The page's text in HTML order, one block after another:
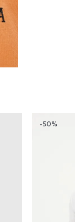
-50%